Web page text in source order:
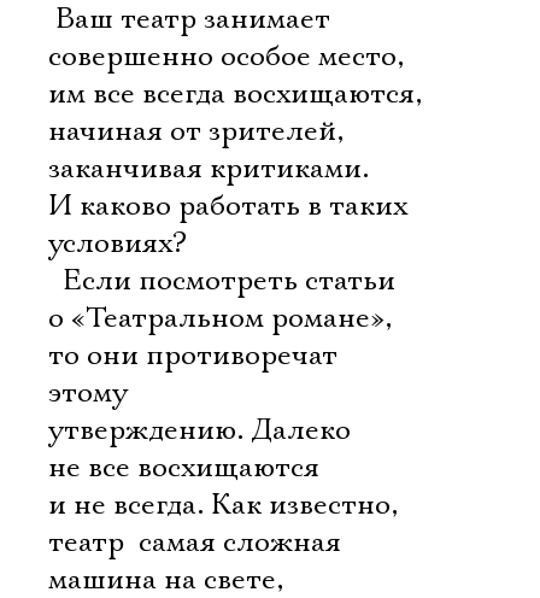
Ваш театр занимает
совершенно особое место,
им все всегда восхищаются,
начиная от зрителей,
заканчивая критиками.
И каково работать в таких
условиях?
 Если посмотреть статьи
о «Театральном романе»,
то они противоречат
этому
утверждению. Далеко
не все восхищаются
и не всегда. Как известно,
театр  самая сложная
машина на свете,